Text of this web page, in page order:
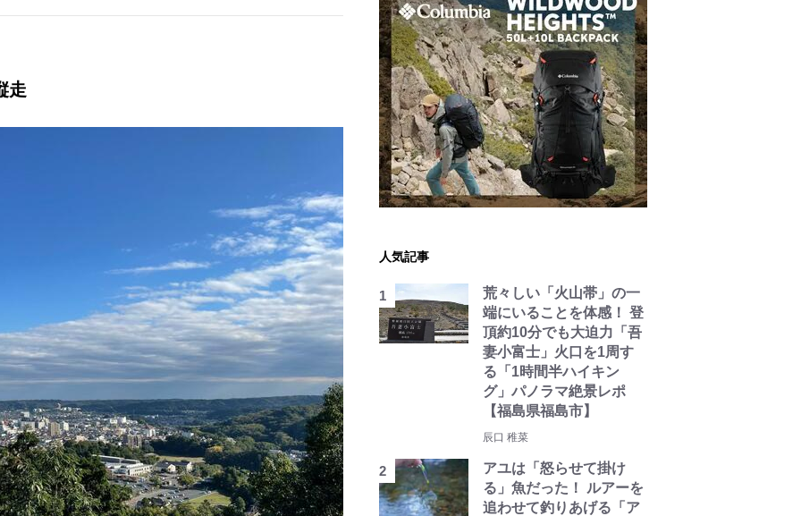
走
人気記事
荒々しい「火山帯」の一
端にいることを体感！ 登
頂約10分でも大迫力「吾
妻小富士」火口を1周す
る「1時間半ハイキン
グ」パノラマ絶景レポ
【福島県福島市】
辰口 稚菜
アユは「怒らせて掛け
る」魚だった！ ルアーを
追わせて釣りあげる「ア